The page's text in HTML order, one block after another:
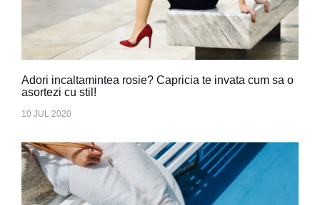
Adori incaltamintea rosie? Capricia te invata cum sa o
asortezi cu stil!
10 JUL 2020